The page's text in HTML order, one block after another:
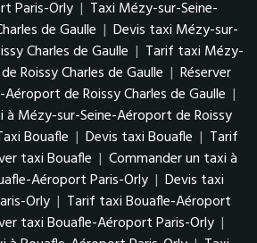
Paris-Orly | Taxi Mézy-sur-Seine-
de Gaulle | Devis taxi Mézy-sur-
Charles de Gaulle | Tarif taxi Mézy-
Roissy Charles de Gaulle | Réserver
de Roissy Charles de Gaulle |
à Mézy-sur-Seine-Aéroport de Roissy
Bouafle | Devis taxi Bouafle | Tarif
taxi Bouafle | Commander un taxi à
Aéroport Paris-Orly | Devis taxi
Orly | Tarif taxi Bouafle-Aéroport
taxi Bouafle-Aéroport Paris-Orly |